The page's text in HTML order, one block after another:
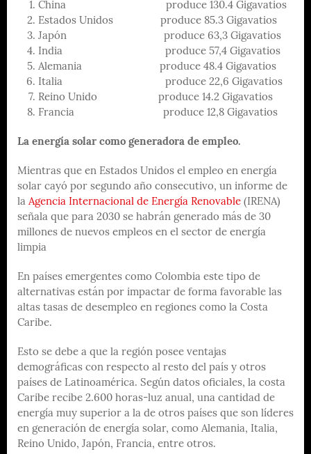
China produce 130.4 Gigavatios
Estados Unidos produce 85.3 Gigavatios
Japón produce 63,3 Gigavatios
India produce 57,4 Gigavatios
Alemania produce 48.4 Gigavatios
Italia produce 22,6 Gigavatios
Reino Unido produce 14.2 Gigavatios
Francia produce 12,8 Gigavatios
La energía solar como generadora de empleo.
Mientras que en Estados Unidos el empleo en energía
solar cayó por segundo año consecutivo, un informe de
la Agencia Internacional de Energía Renovable (IRENA)
señala que para 2030 se habrán generado más de 30
millones de nuevos empleos en el sector de energía
limpia
En países emergentes como Colombia este tipo de
alternativas están por impactar de forma favorable las
altas tasas de desempleo en regiones como la Costa
Caribe.
Esto se debe a que la región posee ventajas
demográficas con respecto al resto del país y otros
países de Latinoamérica. Según datos oficiales, la costa
Caribe recibe 2.600 horas-luz anual, una cantidad de
energía muy superior a la de otros países que son líderes
en generación de energía solar, como Alemania, Italia,
Reino Unido, Japón, Francia, entre otros.